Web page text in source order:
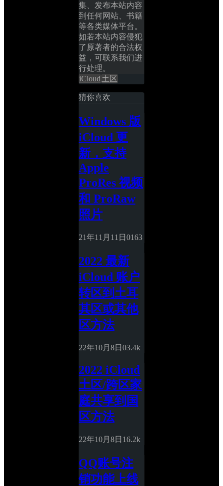
集、发布本站内容
到任何网站、书籍
等各类媒体平台。
如若本站内容侵犯
了原著者的合法权
益，可联系我们进
行处理。
iCloud 土区
猜你喜欢
Windows 版
iCloud 更
新，支持
Apple
ProRes 视频
和 ProRaw
照片
21年11月11日 0163
2022 最新
iCloud 账户
转区到土耳
其区或其他
区方法
22年10月8日 03.4k
2022 iCloud
土区/跨区家
庭共享到国
区方法
22年10月8日 16.2k
QQ账号注
销功能上线